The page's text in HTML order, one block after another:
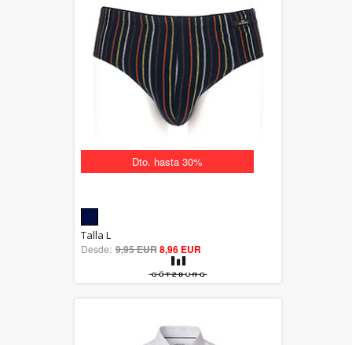
Dto. hasta 30%
out of 5
Talla L
Desde: 9,95 EUR8,96 EUR